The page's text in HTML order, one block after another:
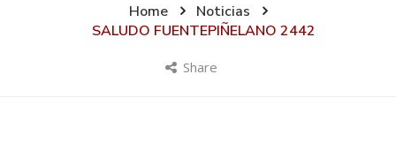
Home
Noticias
SALUDO FUENTEPIÑELANO 2442
Share